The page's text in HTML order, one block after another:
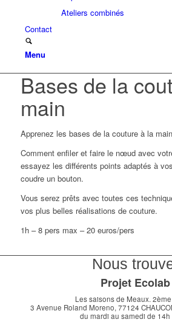
Ateliers combinés
Contact
Menu
Bases de la
main
Apprenez les bases de la couture à la
Comment enfiler et faire le nœud avec
essayez les différents points adaptés à
coudre un bouton.
Vous serez prêts avec toutes ces
vos plus belles réalisations de couture.
1h – 8 pers max – 20 euros/pers
Nous
Projet Ecolab
Les saisons de Meaux.
3 Avenue Roland Moreno, 77124
du mardi au samedi de 14h